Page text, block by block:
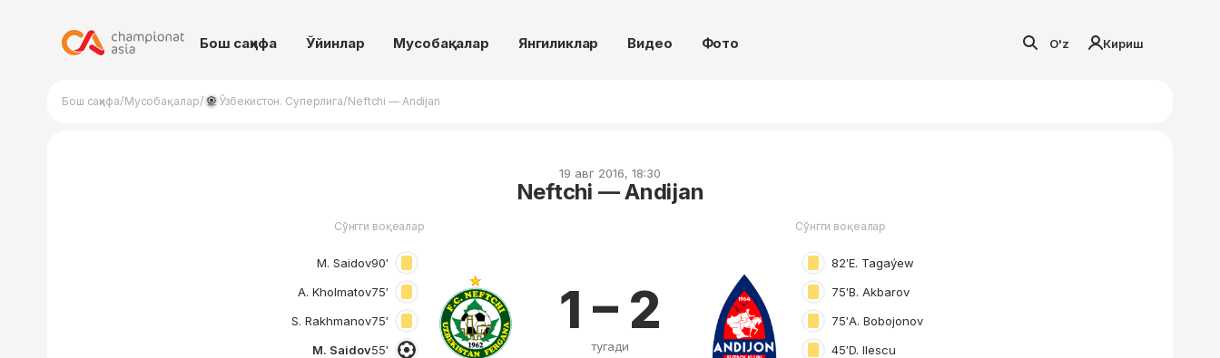
Бош саҳифа Ўйинлар Мусобақалар Янгиликлар Видео Фото O'z Кириш
Бош саҳифа/Мусобақалар/ Ўзбекистон. Суперлига/Neftchi — Andijan
19 авг 2016, 18:30
Neftchi — Andijan
Сўнгги воқеалар
M. Saidov90′
A. Kholmatov75′
S. Rakhmanov75′
M. Saidov55′
1 – 2
тугади
Сўнгги воқеалар
82′E. Tagaýew
75′B. Akbarov
75′A. Bobojonov
45′D. Ilescu